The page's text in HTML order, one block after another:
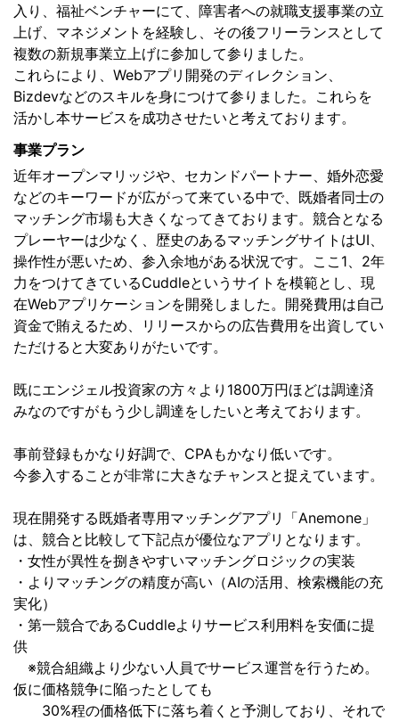
入り、福祉ベンチャーにて、障害者への就職支援事業の立
上げ、マネジメントを経験し、その後フリーランスとして
複数の新規事業立上げに参加して参りました。
これらにより、Webアプリ開発のディレクション、
Bizdevなどのスキルを身につけて参りました。これらを
活かし本サービスを成功させたいと考えております。
事業プラン
近年オープンマリッジや、セカンドパートナー、婚外恋愛
などのキーワードが広がって来ている中で、既婚者同士の
マッチング市場も大きくなってきております。競合となる
プレーヤーは少なく、歴史のあるマッチングサイトはUI、
操作性が悪いため、参入余地がある状況です。ここ1、2年
力をつけてきているCuddleというサイトを模範とし、現
在Webアプリケーションを開発しました。開発費用は自己
資金で賄えるため、リリースからの広告費用を出資してい
ただけると大変ありがたいです。
既にエンジェル投資家の方々より1800万円ほどは調達済
みなのですがもう少し調達をしたいと考えております。
事前登録もかなり好調で、CPAもかなり低いです。
今参入することが非常に大きなチャンスと捉えています。
現在開発する既婚者専用マッチングアプリ「Anemone」
は、競合と比較して下記点が優位なアプリとなります。
・女性が異性を捌きやすいマッチングロジックの実装
・よりマッチングの精度が高い（AIの活用、検索機能の充
実化）
・第一競合であるCuddleよりサービス利用料を安価に提
供
※競合組織より少ない人員でサービス運営を行うため。
仮に価格競争に陥ったとしても
30%程の価格低下に落ち着くと予測しており、それで